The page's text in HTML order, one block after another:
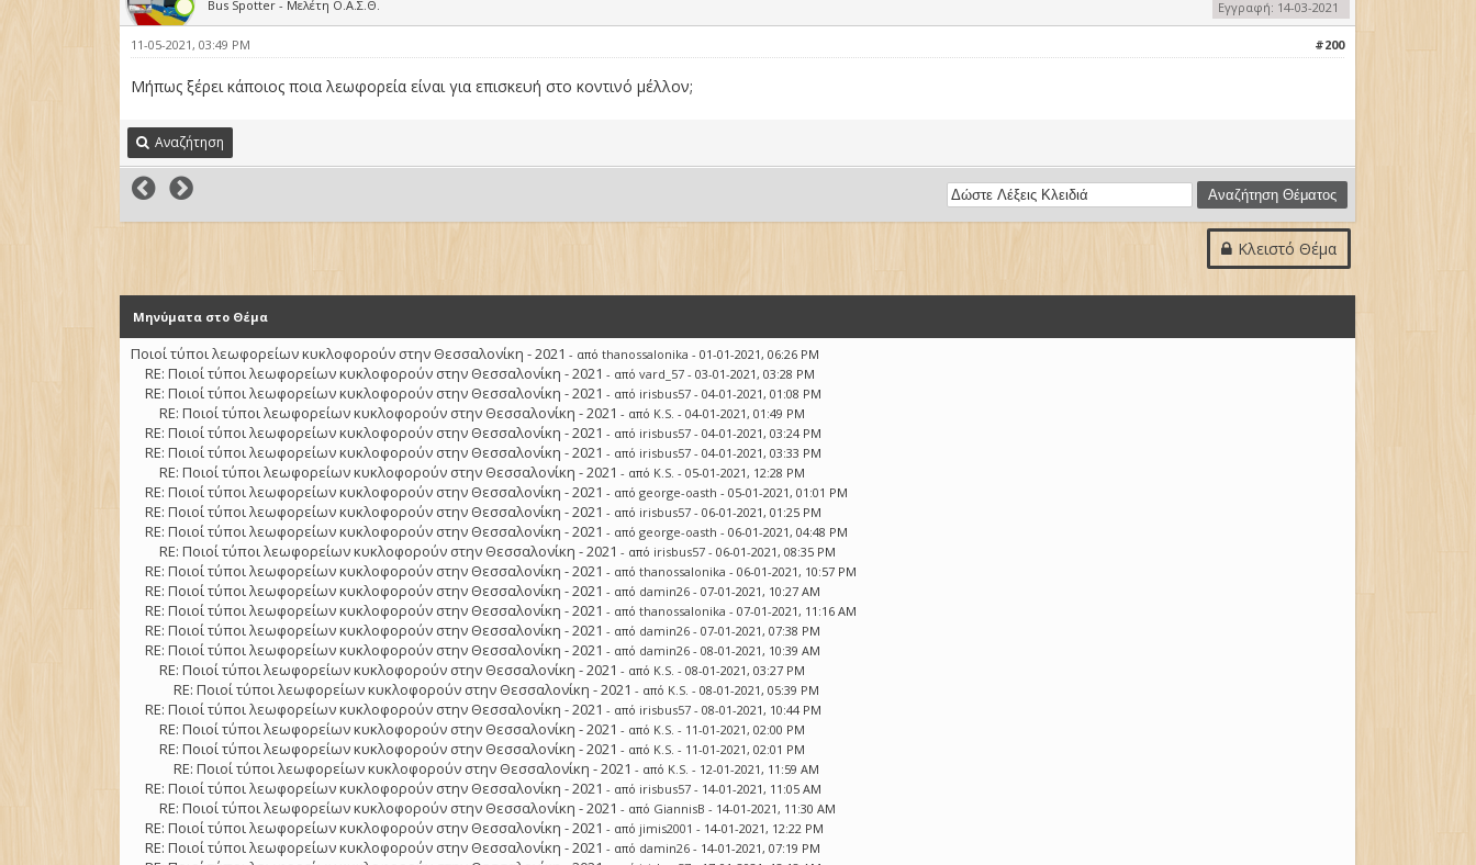
Bus Spotter - Μελέτη Ο.Α.Σ.Θ.
Εγγραφή: 14-03-2021
#200
11-05-2021, 03:49 PM
Μήπως ξέρει κάποιος ποια λεωφορεία είναι για επισκευή στο κοντινό μέλλον;
Αναζήτηση
Κλειστό Θέμα
Μηνύματα στο Θέμα
Ποιοί τύποι λεωφορείων κυκλοφορούν στην Θεσσαλονίκη - 2021 - απόthanossalonika - 01-01-2021, 06:26 PM
RE: Ποιοί τύποι λεωφορείων κυκλοφορούν στην Θεσσαλονίκη - 2021 - απόvard_57 - 03-01-2021, 03:28 PM
RE: Ποιοί τύποι λεωφορείων κυκλοφορούν στην Θεσσαλονίκη - 2021 - από irisbus57 - 04-01-2021, 01:08 PM
RE: Ποιοί τύποι λεωφορείων κυκλοφορούν στην Θεσσαλονίκη - 2021 - από K.S. - 04-01-2021, 01:49 PM
RE: Ποιοί τύποι λεωφορείων κυκλοφορούν στην Θεσσαλονίκη - 2021 - από irisbus57 - 04-01-2021, 03:24 PM
RE: Ποιοί τύποι λεωφορείων κυκλοφορούν στην Θεσσαλονίκη - 2021 - από irisbus57 - 04-01-2021, 03:33 PM
RE: Ποιοί τύποι λεωφορείων κυκλοφορούν στην Θεσσαλονίκη - 2021 - από K.S. - 05-01-2021, 12:28 PM
RE: Ποιοί τύποι λεωφορείων κυκλοφορούν στην Θεσσαλονίκη - 2021 - απόgeorge-oasth - 05-01-2021, 01:01 PM
RE: Ποιοί τύποι λεωφορείων κυκλοφορούν στην Θεσσαλονίκη - 2021 - από irisbus57 - 06-01-2021, 01:25 PM
RE: Ποιοί τύποι λεωφορείων κυκλοφορούν στην Θεσσαλονίκη - 2021 - απόgeorge-oasth - 06-01-2021, 04:48 PM
RE: Ποιοί τύποι λεωφορείων κυκλοφορούν στην Θεσσαλονίκη - 2021 - από irisbus57 - 06-01-2021, 08:35 PM
RE: Ποιοί τύποι λεωφορείων κυκλοφορούν στην Θεσσαλονίκη - 2021 - απόthanossalonika - 06-01-2021, 10:57 PM
RE: Ποιοί τύποι λεωφορείων κυκλοφορούν στην Θεσσαλονίκη - 2021 - από damin26 - 07-01-2021, 10:27 AM
RE: Ποιοί τύποι λεωφορείων κυκλοφορούν στην Θεσσαλονίκη - 2021 - απόthanossalonika - 07-01-2021, 11:16 AM
RE: Ποιοί τύποι λεωφορείων κυκλοφορούν στην Θεσσαλονίκη - 2021 - από damin26 - 07-01-2021, 07:38 PM
RE: Ποιοί τύποι λεωφορείων κυκλοφορούν στην Θεσσαλονίκη - 2021 - από damin26 - 08-01-2021, 10:39 AM
RE: Ποιοί τύποι λεωφορείων κυκλοφορούν στην Θεσσαλονίκη - 2021 - από K.S. - 08-01-2021, 03:27 PM
RE: Ποιοί τύποι λεωφορείων κυκλοφορούν στην Θεσσαλονίκη - 2021 - από K.S. - 08-01-2021, 05:39 PM
RE: Ποιοί τύποι λεωφορείων κυκλοφορούν στην Θεσσαλονίκη - 2021 - από irisbus57 - 08-01-2021, 10:44 PM
RE: Ποιοί τύποι λεωφορείων κυκλοφορούν στην Θεσσαλονίκη - 2021 - από K.S. - 11-01-2021, 02:00 PM
RE: Ποιοί τύποι λεωφορείων κυκλοφορούν στην Θεσσαλονίκη - 2021 - από K.S. - 11-01-2021, 02:01 PM
RE: Ποιοί τύποι λεωφορείων κυκλοφορούν στην Θεσσαλονίκη - 2021 - από K.S. - 12-01-2021, 11:59 AM
RE: Ποιοί τύποι λεωφορείων κυκλοφορούν στην Θεσσαλονίκη - 2021 - από irisbus57 - 14-01-2021, 11:05 AM
RE: Ποιοί τύποι λεωφορείων κυκλοφορούν στην Θεσσαλονίκη - 2021 - από GiannisB - 14-01-2021, 11:30 AM
RE: Ποιοί τύποι λεωφορείων κυκλοφορούν στην Θεσσαλονίκη - 2021 - από jimis2001 - 14-01-2021, 12:22 PM
RE: Ποιοί τύποι λεωφορείων κυκλοφορούν στην Θεσσαλονίκη - 2021 - από damin26 - 14-01-2021, 07:19 PM